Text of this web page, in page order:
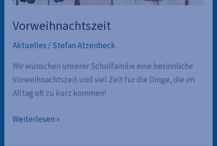
Vorweihnachtszeit
Aktuelles /Stefan Atzenbeck
Wir wünschen unserer Schulfamilie eine besinnliche
Vorweihnachtszeit und viel Zeit für die Dinge, die im
Alltag oft zu kurz kommen!
Vorweihnachtszeit
Weiterlesen »